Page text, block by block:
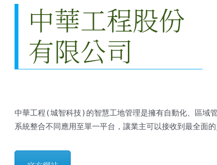
中華工程股份
有限公司
中華工程(城智科技)的智慧工地管理是擁有自動化、區域
系統整合不同應用至單一平台，讓業主可以接收到最全面